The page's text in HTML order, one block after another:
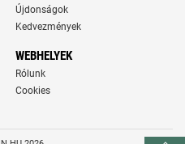
Újdonságok
Kedvezmények
WEBHELYEK
Rólunk
Cookies